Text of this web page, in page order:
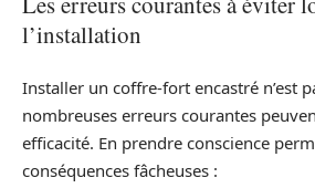
l’installation
Installer un coffre-fort encastré n’est
nombreuses erreurs courantes
efficacité. En prendre conscience
conséquences fâcheuses :